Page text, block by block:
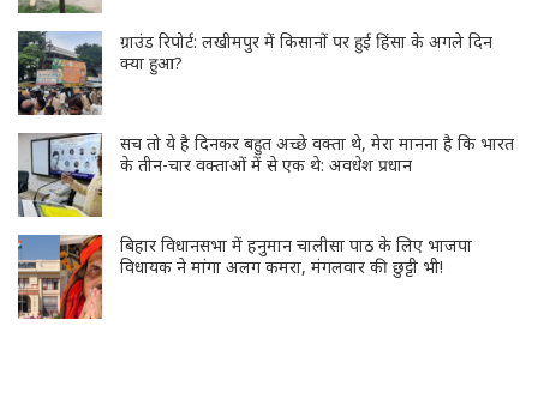
ग्राउंड रिपोर्ट: लखीमपुर में किसानों पर हुई हिंसा के अगले दिन
क्या हुआ?
सच तो ये है दिनकर बहुत अच्छे वक्ता थे, मेरा मानना है कि भारत
के तीन-चार वक्ताओं में से एक थे: अवधेश प्रधान
बिहार विधानसभा में हनुमान चालीसा पाठ के लिए भाजपा
विधायक ने मांगा अलग कमरा, मंगलवार की छुट्टी भी!